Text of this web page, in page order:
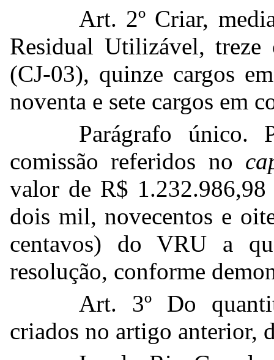
Art. 2º Criar,
Residual Utilizável,
(CJ-03), quinze cargos
noventa e sete cargos em
Parágrafo único.
comissão referidos no
valor de R$
dois mil, novecentos e
centavos) do VRU a
resolução, conforme
Art. 3º Do
criados no artigo anterior,